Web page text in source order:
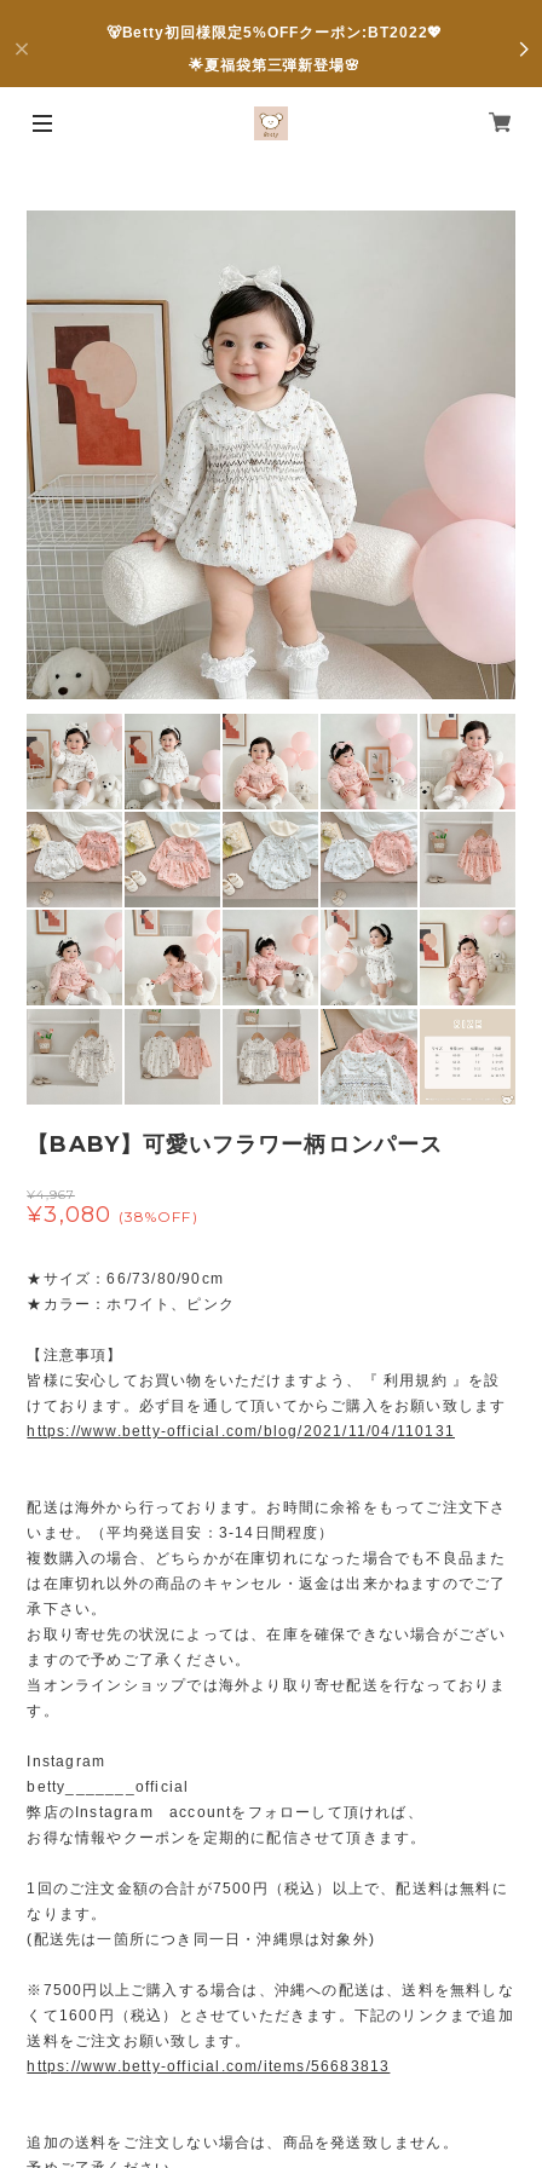
🐻Betty初回様限定5%OFFクーポン:BT2022💖
🌟夏福袋第三弾新登場🌸
【BABY】可愛いフラワー柄ロンパース
¥4,967
¥3,080 (38%OFF)
★サイズ：66/73/80/90cm
★カラー：ホワイト、ピンク
【注意事項】
皆様に安心してお買い物をいただけますよう、『 利用規約 』を設
けております。必ず目を通して頂いてからご購入をお願い致します
https://www.betty-official.com/blog/2021/11/04/110131
配送は海外から行っております。お時間に余裕をもってご注文下さ
いませ。（平均発送目安：3-14日間程度）
複数購入の場合、どちらかが在庫切れになった場合でも不良品また
は在庫切れ以外の商品のキャンセル・返金は出来かねますのでご了
承下さい。
お取り寄せ先の状況によっては、在庫を確保できない場合がござい
ますので予めご了承ください。
当オンラインショップでは海外より取り寄せ配送を行なっておりま
す。
Instagram
betty_______official
弊店のInstagram accountをフォローして頂ければ、
お得な情報やクーポンを定期的に配信させて頂きます。
1回のご注文金額の合計が7500円（税込）以上で、配送料は無料に
なります。
(配送先は一箇所につき同一日・沖縄県は対象外)
※7500円以上ご購入する場合は、沖縄への配送は、送料を無料しな
くて1600円（税込）とさせていただきます。下記のリンクまで追加
送料をご注文お願い致します。
https://www.betty-official.com/items/56683813
追加の送料をご注文しない場合は、商品を発送致しません。